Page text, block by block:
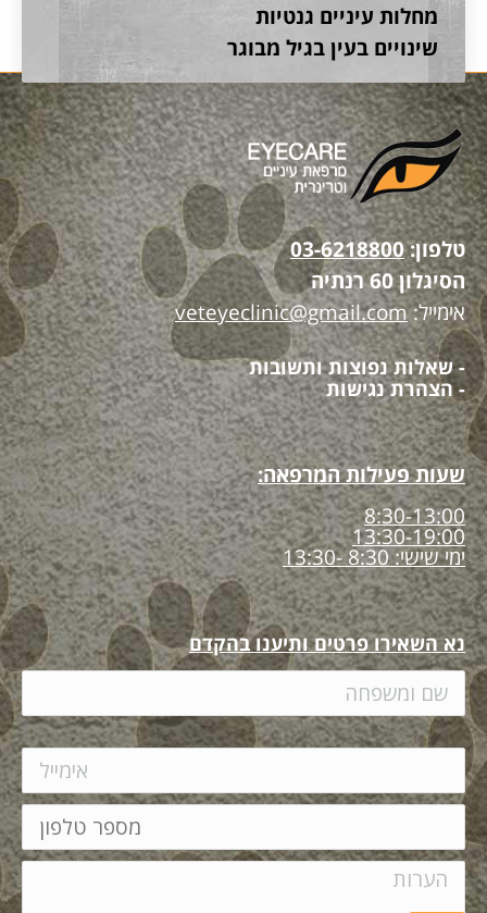
מחלות עיניים גנטיות
שינויים בעין בגיל מבוגר
טלפון:03-6218800
הסיגלון 60 רנתיה
אימייל:veteyeclinic@gmail.com
- שאלות נפוצות ותשובות
- הצהרת נגישות
שעות פעילות המרפאה:
8:30-13:00
13:30-19:00
ימי שישי: 8:30 -13:30
נא השאירו פרטים ותיענו בהקדם